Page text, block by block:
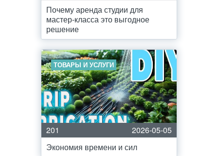
Почему аренда студии для
мастер-класса это выгодное
решение
ТОВАРЫ И УСЛУГИ
201
2026-05-05
Экономия времени и сил